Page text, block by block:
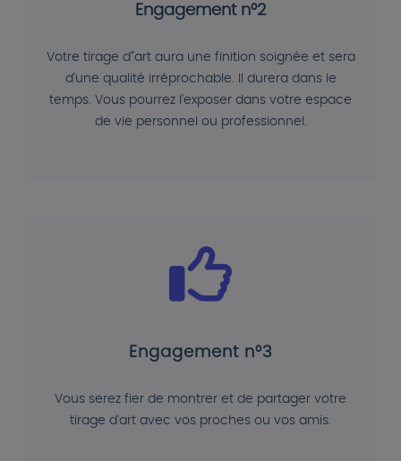
Engagement n°2
Votre tirage d"art aura une finition soignée et sera
d'une qualité irréprochable. Il durera dans le
temps. Vous pourrez l'exposer dans votre espace
de vie personnel ou professionnel.
Engagement n°3
Vous serez fier de montrer et de partager votre
tirage d'art avec vos proches ou vos amis.